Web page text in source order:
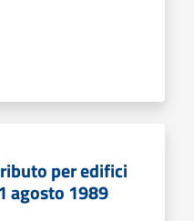
per edifici
agosto 1989